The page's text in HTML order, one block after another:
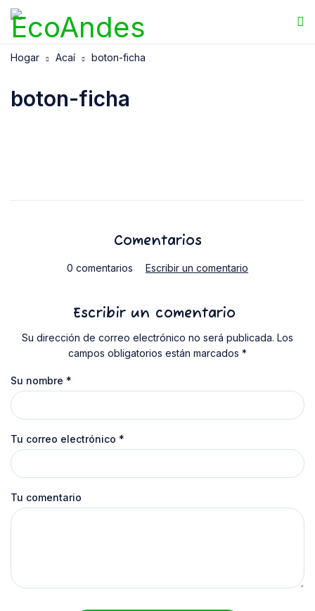
Hogar Acaí boton-ficha
boton-ficha
Comentarios
0 comentarios Escribir un comentario
Escribir un comentario
Su dirección de correo electrónico no será publicada. Los
campos obligatorios están marcados *
Su nombre *
Tu correo electrónico *
Tu comentario